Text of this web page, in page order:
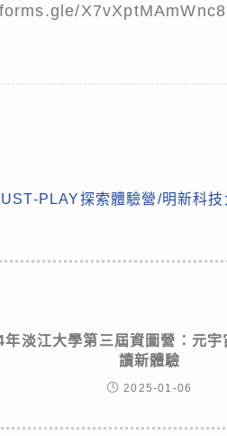
PLAY探索體驗營/明新科
年淡江大學第三屆資圖營：元宇
讀新體驗
2025-01-06